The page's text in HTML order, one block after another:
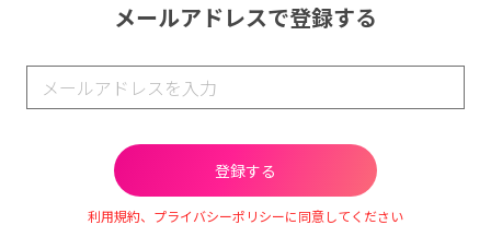
メールアドレスで登録する
利用規約、プライバシーポリシーに同意してください